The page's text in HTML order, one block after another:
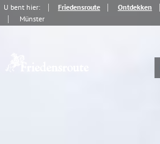
U bent hier: Friedensroute Ontdekken
Münster